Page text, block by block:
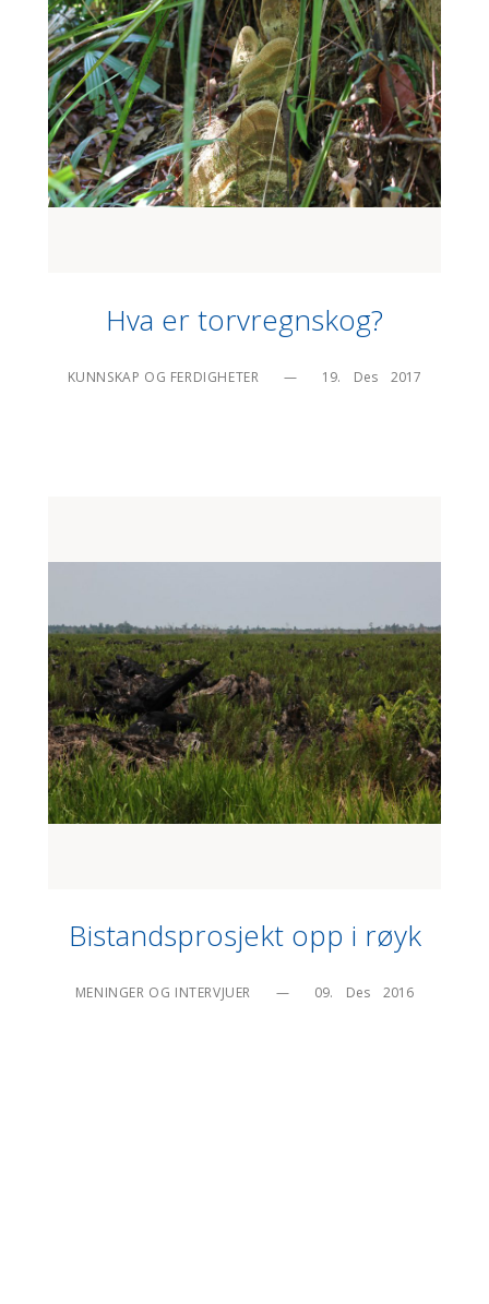
Hva er torvregnskog?
KUNNSKAP OG FERDIGHETER — 19.    Des    2017
Bistandsprosjekt opp i røyk
MENINGER OG INTERVJUER — 09.    Des    2016